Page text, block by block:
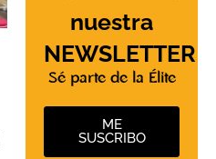
nuestra
NEWSLETTER
Sé parte de la Élite
ME
SUSCRIBO